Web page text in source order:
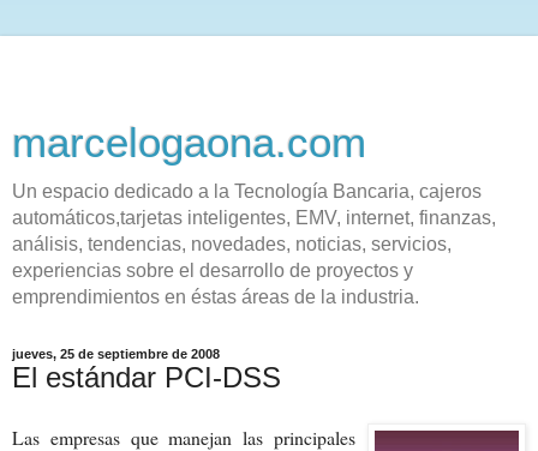
marcelogaona.com
Un espacio dedicado a la Tecnología Bancaria, cajeros
automáticos,tarjetas inteligentes, EMV, internet, finanzas,
análisis, tendencias, novedades, noticias, servicios,
experiencias sobre el desarrollo de proyectos y
emprendimientos en éstas áreas de la industria.
jueves, 25 de septiembre de 2008
El estándar PCI-DSS
Las empresas que manejan las principales